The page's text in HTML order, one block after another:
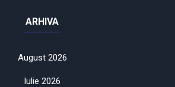
ARHIVA
August 2026
Iulie 2026